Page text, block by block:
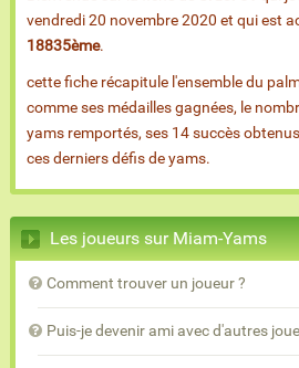
vendredi 20 novembre 2020 et qui est
18835ème.
cette fiche récapitule l'ensemble du
comme ses médailles gagnées, le
yams remportés, ses 14 succès
ces derniers défis de yams.
Les joueurs sur Miam-Yams
Comment trouver un joueur ?
Puis-je devenir ami avec d'autres